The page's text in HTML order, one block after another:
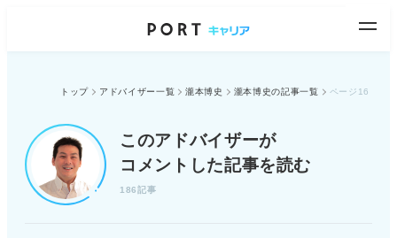
トップ アドバイザー一覧 瀧本博史 瀧本博史の記事一覧 ページ16
このアドバイザーが
コメントした記事を読む
186記事